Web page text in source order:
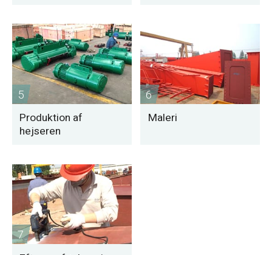
5
Produktion af
hejseren
6
Maleri
7